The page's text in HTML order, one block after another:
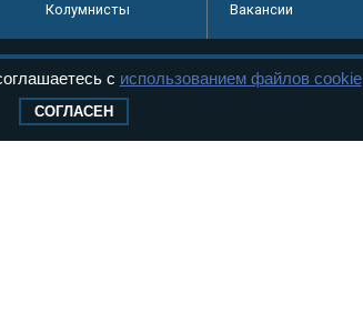
Колумнисты
Вакансии
с использованием файлов cookie
СОГЛАСЕН